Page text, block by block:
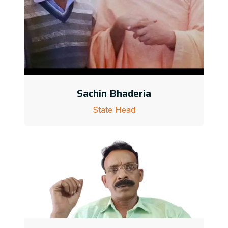
Sachin Bhaderia
State Head